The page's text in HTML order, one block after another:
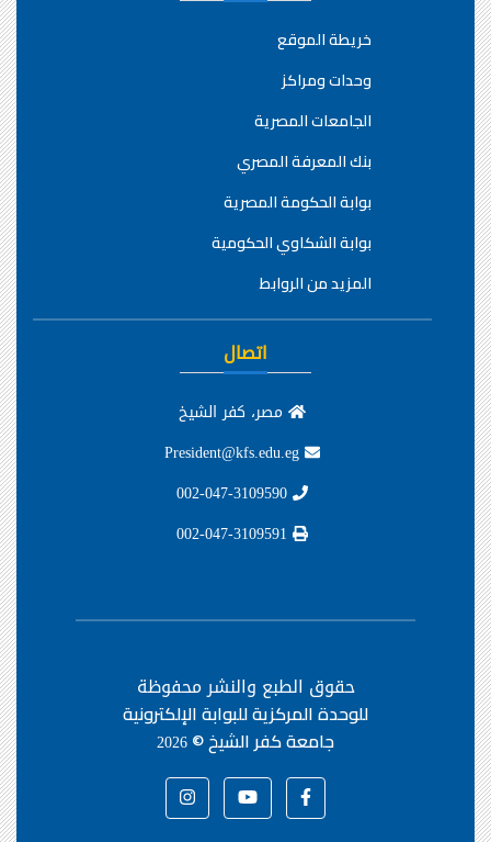
خريطة الموقع
وحدات ومراكز
الجامعات المصرية
بنك المعرفة المصري
بوابة الحكومة المصرية
بوابة الشكاوي الحكومية
المزيد من الروابط
اتصال
مصر، كفر الشيخ
حقوق الطبع والنشر محفوظة
للوحدة المركزية للبوابة الإلكترونية
جامعة كفر الشيخ ©2026